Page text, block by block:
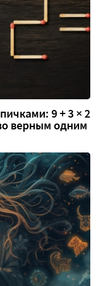
9 + 3 × 2
верным одним